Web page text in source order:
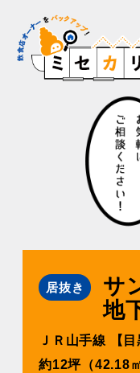
居抜き
サ
地
ＪＲ⼭⼿線 【
約12坪（42.18㎡